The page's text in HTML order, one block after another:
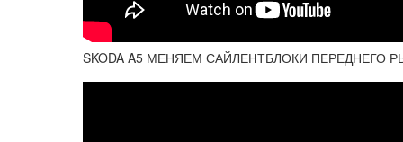
SKODA A5 МЕНЯЕМ САЙЛЕНТБЛОКИ ПЕРЕДНЕГО